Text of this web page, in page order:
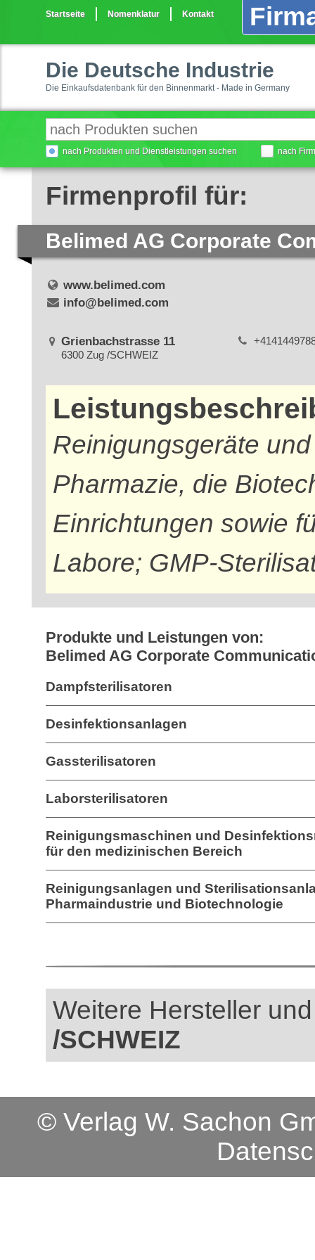
Startseite Nomenklatur Kontakt
Die Deutsche Industrie
Die Einkaufsdatenbank für den Binnenmarkt - Made in Germany
nach Produkten und Dienstleistungen suchen nach
Firmenprofil für:
Belimed AG Corporate
www.belimed.com
info@belimed.com
Grienbachstrasse 11
6300 Zug /SCHWEIZ
Reinigungsgeräte
Pharmazie, die
Einrichtungen sowie
Labore; GMP-
Produkte und Leistungen von:
Belimed AG Corporate
Dampfsterilisatoren
Desinfektionsanlagen
Gassterilisatoren
Laborsterilisatoren
Reinigungsmaschinen und
für den medizinischen Bereich
Reinigungsanlagen und
Pharmaindustrie und Biotechnologie
Weitere Hersteller
/SCHWEIZ
© Verlag W. Sachon